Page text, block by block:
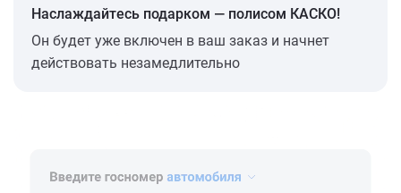
Наслаждайтесь подарком — полисом КАСКО!
Он будет уже включен в ваш заказ и начнет
действовать незамедлительно